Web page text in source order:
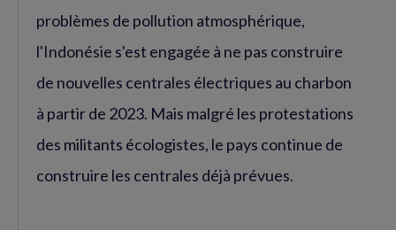
problèmes de pollution atmosphérique,
l'Indonésie s'est engagée à ne pas construire
de nouvelles centrales électriques au charbon
à partir de 2023. Mais malgré les protestations
des militants écologistes, le pays continue de
construire les centrales déjà prévues.